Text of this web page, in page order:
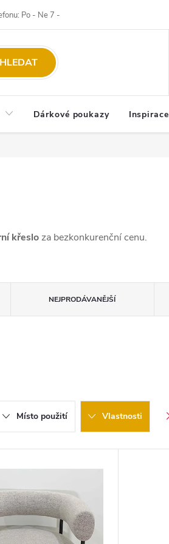
Po - Ne 7 -
Komisní prodej | Výkup zboží
HLEDAT
Dárkové poukazy Inspirace
křesloza bezkonkurenční cenu.
NEJPRODÁVANĚJŠÍ
Místo použití Vlastnosti